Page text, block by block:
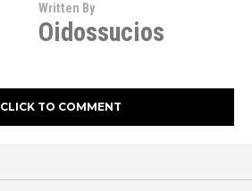
Written By
Oidossucios
CLICK TO COMMENT